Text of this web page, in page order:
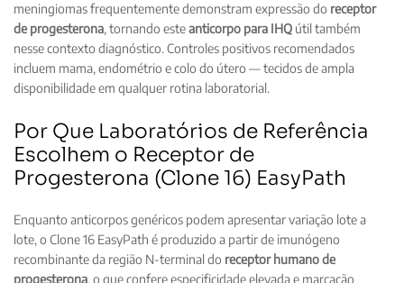
meningiomas frequentemente demonstram expressão do receptor
de progesterona, tornando esteanticorpo para IHQ útil também
nesse contexto diagnóstico. Controles positivos recomendados
incluem mama, endométrio e colo do útero — tecidos de ampla
disponibilidade em qualquer rotina laboratorial.
Por Que Laboratórios de Referência
Escolhem o Receptor de
Progesterona (Clone 16) EasyPath
Enquanto anticorpos genéricos podem apresentar variação lote a
lote, o Clone 16 EasyPath é produzido a partir de imunógeno
recombinante da região N-terminal do receptor humano de
progesterona, o que confere especificidade elevada e marcação